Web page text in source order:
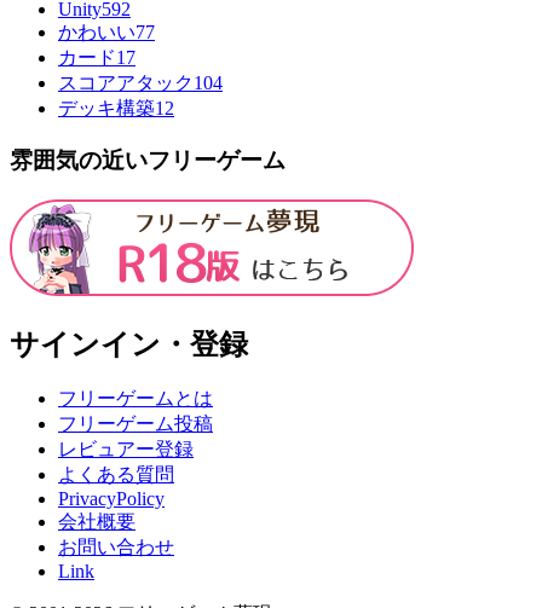
Unity592
かわいい77
カード17
スコアアタック104
デッキ構築12
雰囲気の近いフリーゲーム
サインイン・登録
フリーゲームとは
フリーゲーム投稿
レビュアー登録
よくある質問
PrivacyPolicy
会社概要
お問い合わせ
Link